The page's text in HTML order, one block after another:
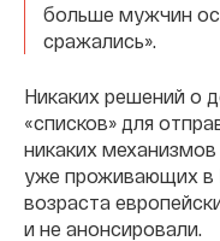
больше мужчин
сражались».
Никаких решений о
«списков» для
никаких
уже проживающих в
возраста
и не анонсировали.